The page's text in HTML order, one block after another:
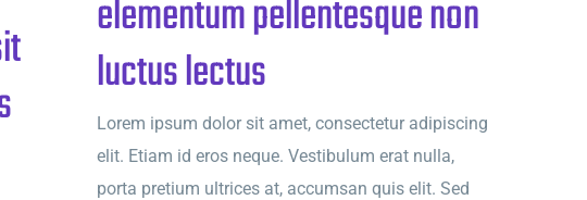
elementum pellentesque non
luctus lectus
Lorem ipsum dolor sit amet, consectetur adipiscing
elit. Etiam id eros neque. Vestibulum erat nulla,
porta pretium ultrices at, accumsan quis elit. Sed